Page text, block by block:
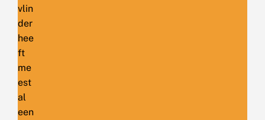
vlin
der
hee
ft
me
est
al
een